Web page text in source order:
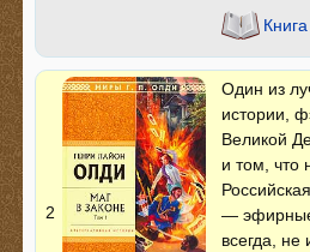
2
Один из
истории,
Великой
и том, что
— эфирные
всегда,